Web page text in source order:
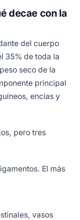
decae con la
del cuerpo
35% de toda la
seco de la
principal
encías y
pero tres
El más
vasos